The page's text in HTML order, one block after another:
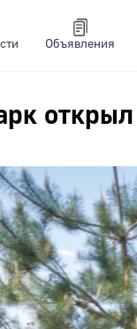
Объявления